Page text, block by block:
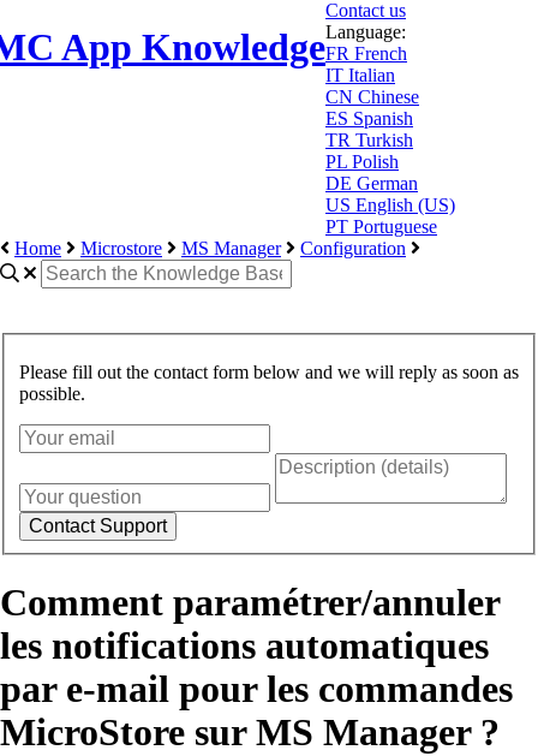
App Knowledge
Contact us
Language:
FR French
IT Italian
CN Chinese
ES Spanish
TR Turkish
PL Polish
DE German
US English (US)
PT Portuguese
Home
Microstore MS Manager Configuration
Please fill out the contact form below and we will reply as soon as
possible.
Comment paramétrer/annuler
les notifications automatiques
par e-mail pour les commandes
MicroStore sur MS Manager ?